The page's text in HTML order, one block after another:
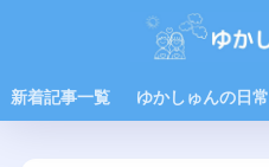
新着記事一覧 ゆかしゅんの日常